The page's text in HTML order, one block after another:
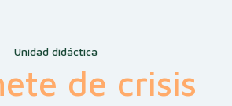
Unidad didáctica
de crisis